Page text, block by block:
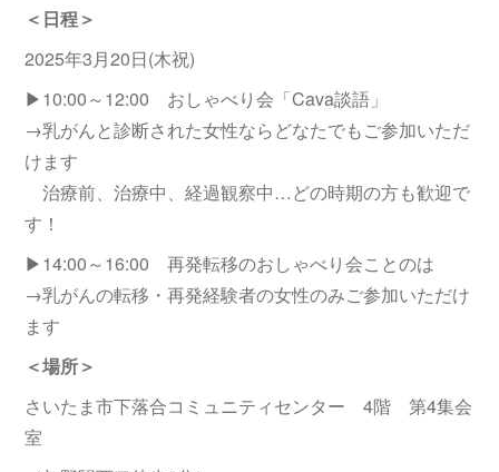
＜日程＞
2025年3月20日(木祝)
▶10:00～12:00 おしゃべり会「Cava談語」
→乳がんと診断された女性ならどなたでもご参加いただ
けます
治療前、治療中、経過観察中…どの時期の方も歓迎で
す！
▶14:00～16:00 再発転移のおしゃべり会ことのは
→乳がんの転移・再発経験者の女性のみご参加いただけ
ます
＜場所＞
さいたま市下落合コミュニティセンター 4階 第4集会
室